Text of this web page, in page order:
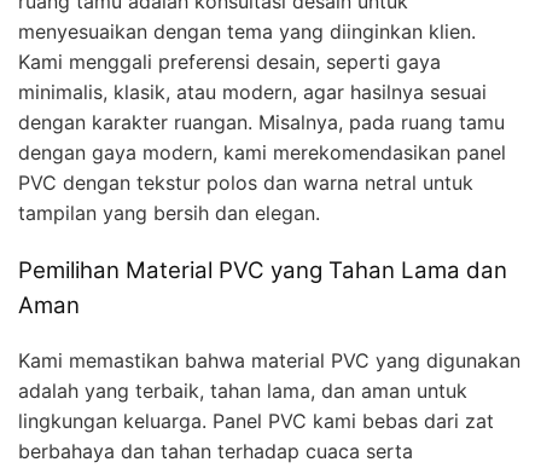
menyesuaikan dengan tema yang diinginkan klien.
Kami menggali preferensi desain, seperti gaya
minimalis, klasik, atau modern, agar hasilnya sesuai
dengan karakter ruangan. Misalnya, pada ruang tamu
dengan gaya modern, kami merekomendasikan panel
PVC dengan tekstur polos dan warna netral untuk
tampilan yang bersih dan elegan.
Pemilihan Material PVC yang Tahan Lama dan
Aman
Kami memastikan bahwa material PVC yang digunakan
adalah yang terbaik, tahan lama, dan aman untuk
lingkungan keluarga. Panel PVC kami bebas dari zat
berbahaya dan tahan terhadap cuaca serta